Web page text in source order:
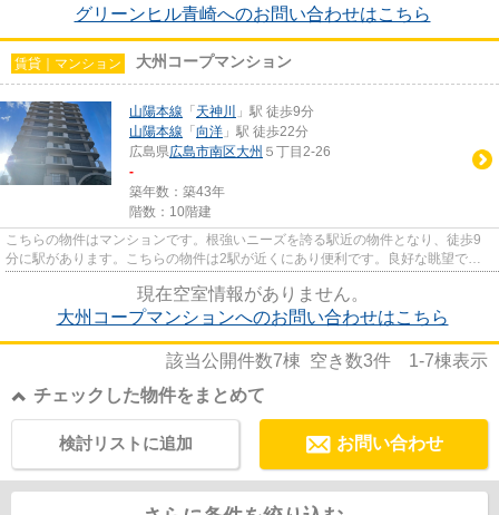
グリーンヒル青崎へのお問い合わせはこちら
賃貸｜マンション 大州コープマンション
山陽本線 「天神川
」駅 徒歩9分
山陽本線 「向洋 」駅 徒歩22分
広島県広島市南区大州 ５丁目2-26
-
築年数：築43年
階数：10階建
こちらの物件はマンションです。根強いニーズを誇る駅近の物件となり、徒歩9
分に駅があります。こちらの物件は2駅が近くにあり便利です。良好な眺望で癒
されてみませんか。広島市南区...
現在空室情報がありません。
大州コープマンションへのお問い合わせはこちら
該当公開件数7棟 空き数3件 1-7棟表示
チェックした物件をまとめて
お問い合わせ
検討リストに追加